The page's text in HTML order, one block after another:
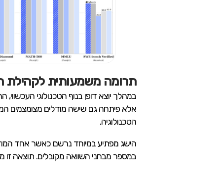
תרומה משמעותית
הטכנולוגיה.
במספר מבחני השוואה מקובלים. תוצאה זו